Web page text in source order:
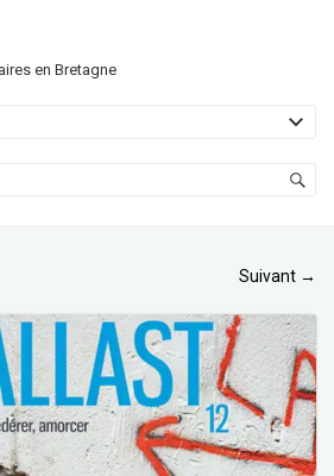
en Bretagne
Suivant →